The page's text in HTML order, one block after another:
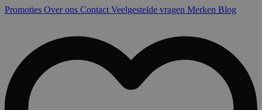
Promoties Over ons Contact Veelgestelde vragen Merken Blog